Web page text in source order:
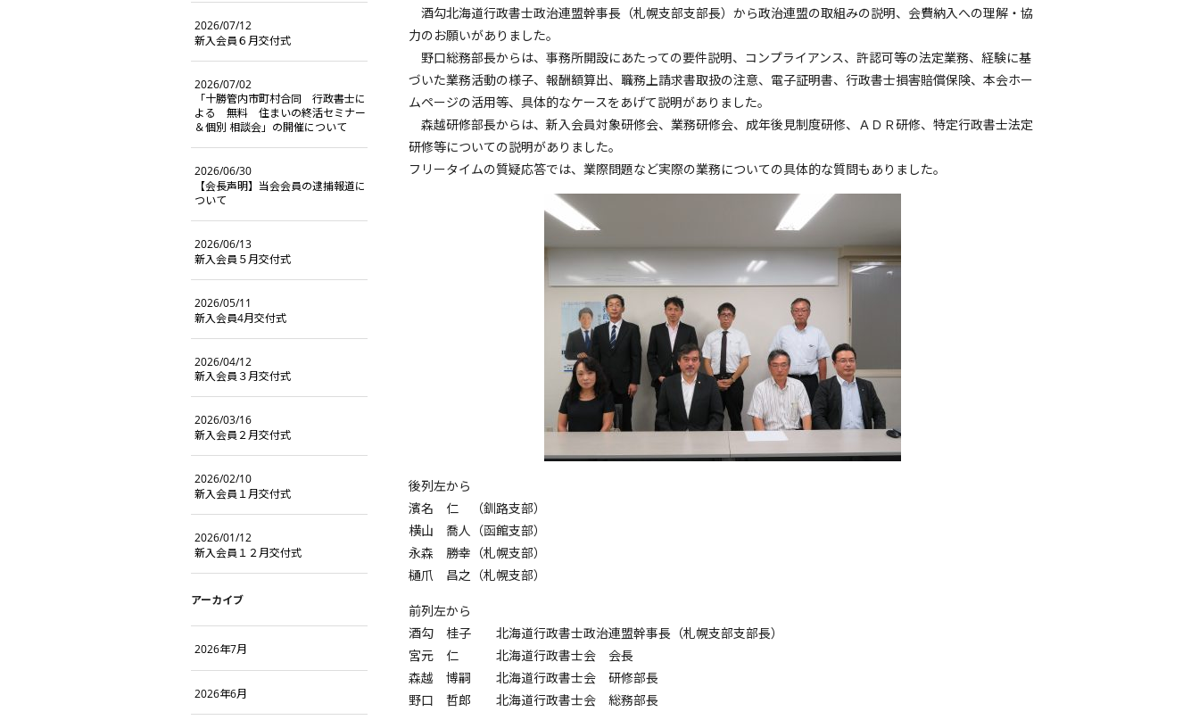
酒勾北海道行政書士政治連盟幹事長（札幌支部支部長）から政治連盟の取組みの説明、会費納入への理解・協
力のお願いがありました。
野口総務部長からは、事務所開設にあたっての要件説明、コンプライアンス、許認可等の法定業務、経験に基
づいた業務活動の様子、報酬額算出、職務上請求書取扱の注意、電子証明書、行政書士損害賠償保険、本会ホー
ムページの活用等、具体的なケースをあげて説明がありました。
森越研修部長からは、新入会員対象研修会、業務研修会、成年後見制度研修、ＡＤＲ研修、特定行政書士法定
研修等についての説明がありました。
フリータイムの質疑応答では、業際問題など実際の業務についての具体的な質問もありました。
後列左から
濱名 仁 （釧路支部）
横山 喬人（函館支部）
永森 勝幸（札幌支部）
樋爪 昌之（札幌支部）
前列左から
酒勾 桂子 北海道行政書士政治連盟幹事長（札幌支部支部長）
宮元 仁 北海道行政書士会 会長
森越 博嗣 北海道行政書士会 研修部長
野口 哲郎 北海道行政書士会 総務部長
2026/07/12
新入会員６月交付式
2026/07/02
「十勝管内市町村合同 行政書士に
よる 無料 住まいの終活セミナー
＆個別 相談会」の開催について
2026/06/30
【会長声明】当会会員の逮捕報道に
ついて
2026/06/13
新入会員５月交付式
2026/05/11
新入会員4月交付式
2026/04/12
新入会員３月交付式
2026/03/16
新入会員２月交付式
2026/02/10
新入会員１月交付式
2026/01/12
新入会員１２月交付式
アーカイブ
2026年7月
2026年6月